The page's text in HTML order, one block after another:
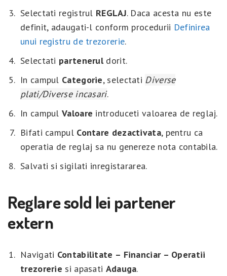
Selectati registrul REGLAJ. Daca acesta nu este
definit, adaugati-l conform procedurii Definirea
unui registru de trezorerie.
Selectati parteneruldorit.
In campul Categorie, selectati Diverse
plati/Diverse incasari.
In campul Valoare introduceti valoarea de reglaj.
Bifati campulContare dezactivata, pentru ca
operatia de reglaj sa nu genereze nota contabila.
Salvati si sigilati inregistararea.
Reglare sold lei partener
extern
Navigati Contabilitate – Financiar – Operatii
trezorerie si apasati Adauga.